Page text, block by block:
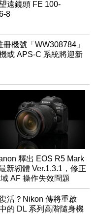
遠鏡頭 FE 100-
8
冊機號「WW308784」
或 APS-C 系統將迎新
釋出 EOS R5 Mark
最新韌體 Ver.1.3.1，修正
AF 操作失效問題
活？Nikon 傳將重啟
的 DL 系列高階隨身機